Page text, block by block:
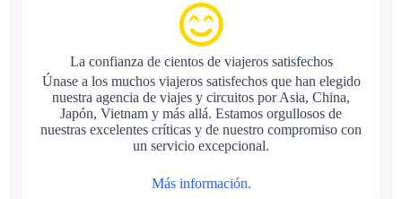
La confianza de cientos de viajeros satisfechos
Únase a los muchos viajeros satisfechos que han elegido
nuestra agencia de viajes y circuitos por Asia, China,
Japón, Vietnam y más allá. Estamos orgullosos de
nuestras excelentes críticas y de nuestro compromiso con
un servicio excepcional.
Más información.